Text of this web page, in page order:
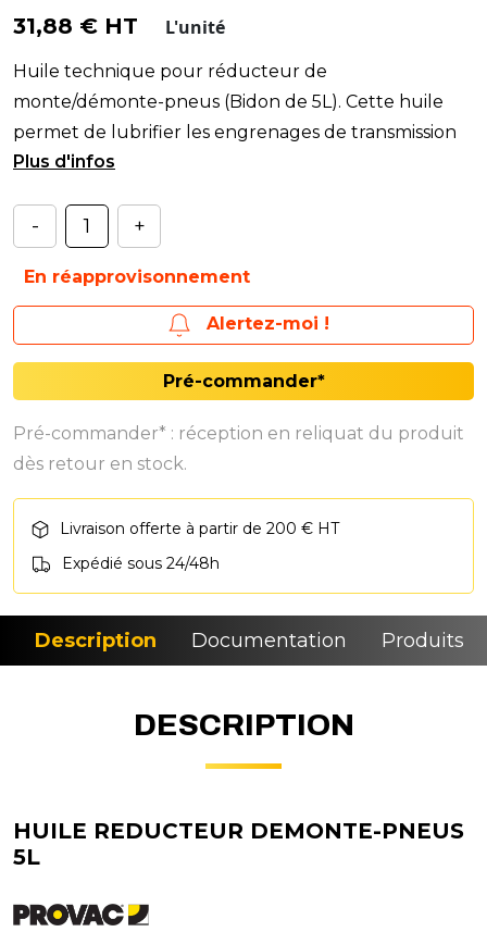
31,88 € HT L'unité
Huile technique pour réducteur de
monte/démonte-pneus (Bidon de 5L). Cette huile
permet de lubrifier les engrenages de transmission
de mouvements rota
- +
En réapprovisonnement
Alertez-moi !
Pré-commander*
Pré-commander* : réception en reliquat du produit
dès retour en stock.
Livraison offerte à partir de 200 € HT
Expédié sous 24/48h
Description Documentation Produits
DESCRIPTION
HUILE REDUCTEUR DEMONTE-PNEUS
5L